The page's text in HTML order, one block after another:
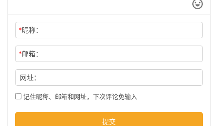
技
*昵称：
*邮箱：
网址：
记住昵称、邮箱和网址，下次评论免输入
提交